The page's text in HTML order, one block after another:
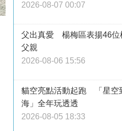
2026-08-07 00:07
父出真愛 楊梅區表揚46位
父親
2026-08-06 15:56
貓空亮點活動起跑 「星空
海」全年玩透透
2026-08-05 18:33